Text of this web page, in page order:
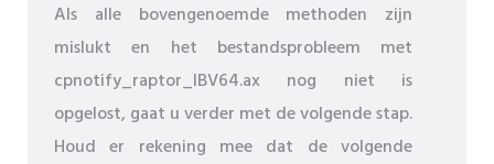
Als alle bovengenoemde methoden zijn
mislukt en het bestandsprobleem met
cpnotify_raptor_IBV64.ax nog niet is
opgelost, gaat u verder met de volgende stap.
Houd er rekening mee dat de volgende